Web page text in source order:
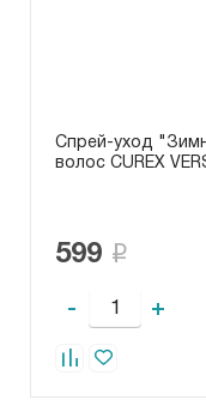
Спрей-уход
волос CUREX
599
- +